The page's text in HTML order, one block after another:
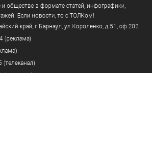
и обществе в формате статей, инфографики,
Если новости, то с ТОЛКом!
край, г.Барнаул, ул.Короленко, д.51, оф.202
(реклама)
(телеканал)
(редакция)